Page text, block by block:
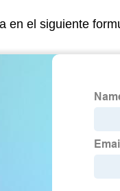
en el siguiente